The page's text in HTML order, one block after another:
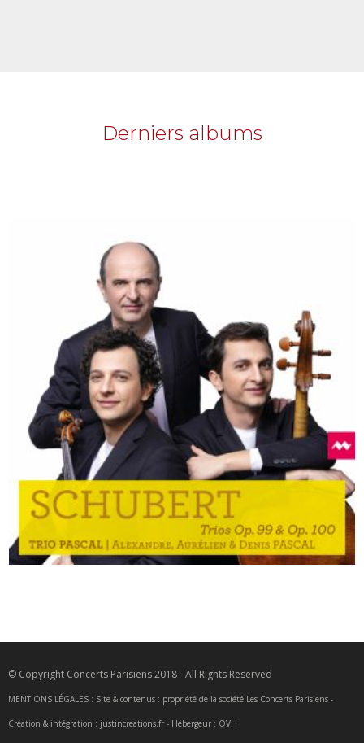
Derniers albums
Schubert Trios
© Copyright Concerts Parisiens 2018 - All Rights Reserved
MENTIONS LÉGALES : Site & contenus : propriété de la société Les Concerts Parisiens -
Création & intégration : justincreations.fr - Hébergeur : OVH